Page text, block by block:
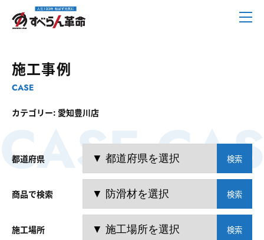
施工事例
CASE
カテゴリー: 愛知豊川店
CASE
都道府県 検索
商品で検索 検索
施工場所 検索